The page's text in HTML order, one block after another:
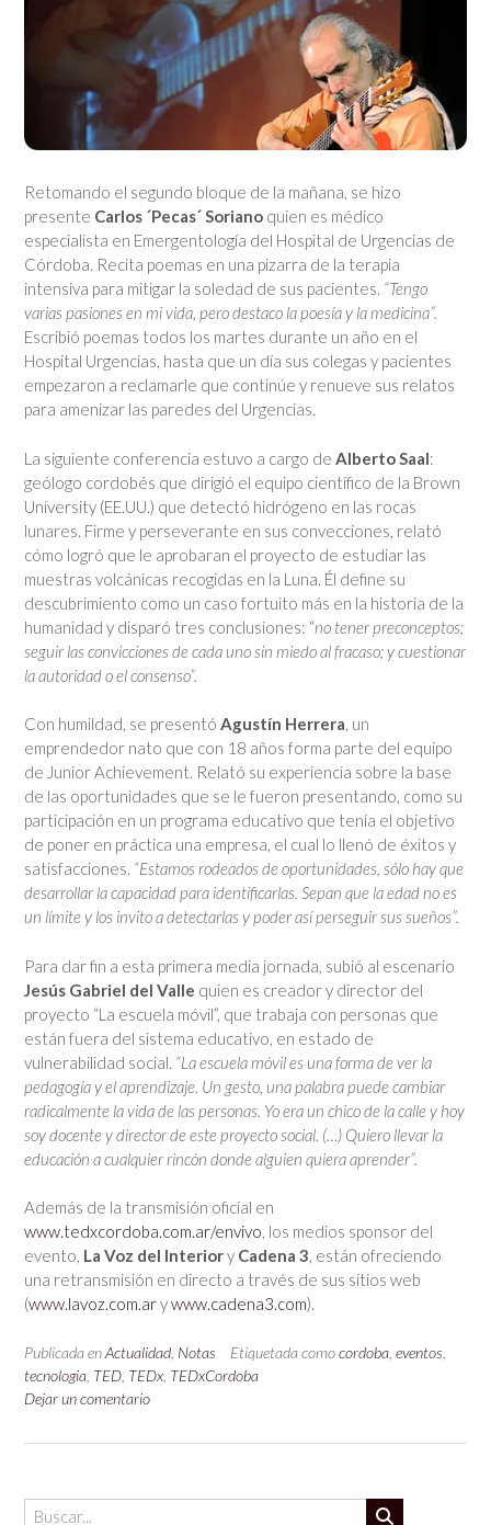
Retomando el segundo bloque de la mañana, se hizo
presente Carlos ´Pecas´ Soriano quien es médico
especialista en Emergentología del Hospital de Urgencias de
Córdoba. Recita poemas en una pizarra de la terapia
intensiva para mitigar la soledad de sus pacientes. “Tengo
varias pasiones en mi vida, pero destaco la poesía y la medicina”.
Escribió poemas todos los martes durante un año en el
Hospital Urgencias, hasta que un día sus colegas y pacientes
empezaron a reclamarle que continúe y renueve sus relatos
para amenizar las paredes del Urgencias.
La siguiente conferencia estuvo a cargo de Alberto Saal:
geólogo cordobés que dirigió el equipo científico de la Brown
University (EE.UU.) que detectó hidrógeno en las rocas
lunares. Firme y perseverante en sus convecciones, relató
cómo logró que le aprobaran el proyecto de estudiar las
muestras volcánicas recogidas en la Luna. Él define su
descubrimiento como un caso fortuito más en la historia de la
humanidad y disparó tres conclusiones: “no tener preconceptos;
seguir las convicciones de cada uno sin miedo al fracaso; y cuestionar
la autoridad o el consenso”.
Con humildad, se presentó Agustín Herrera, un
emprendedor nato que con 18 años forma parte del equipo
de Junior Achievement. Relató su experiencia sobre la base
de las oportunidades que se le fueron presentando, como su
participación en un programa educativo que tenía el objetivo
de poner en práctica una empresa, el cual lo llenó de éxitos y
satisfacciones. “Estamos rodeados de oportunidades, sólo hay que
desarrollar la capacidad para identificarlas. Sepan que la edad no es
un límite y los invito a detectarlas y poder así perseguir sus sueños”.
Para dar fin a esta primera media jornada, subió al escenario
Jesús Gabriel del Valle quien es creador y director del
proyecto “La escuela móvil”, que trabaja con personas que
están fuera del sistema educativo, en estado de
vulnerabilidad social. “La escuela móvil es una forma de ver la
pedagogía y el aprendizaje. Un gesto, una palabra puede cambiar
radicalmente la vida de las personas. Yo era un chico de la calle y hoy
soy docente y director de este proyecto social. (…) Quiero llevar la
educación a cualquier rincón donde alguien quiera aprender”.
Además de la transmisión oficial en
www.tedxcordoba.com.ar/envivo, los medios sponsor del
evento, La Voz del Interiory Cadena 3, están ofreciendo
una retransmisión en directo a través de sus sitios web
(www.lavoz.com.arywww.cadena3.com).
Publicada enActualidad Notas Etiquetada comocordoba eventos
tecnologia TED TEDx TEDxCordoba
Dejar un comentario